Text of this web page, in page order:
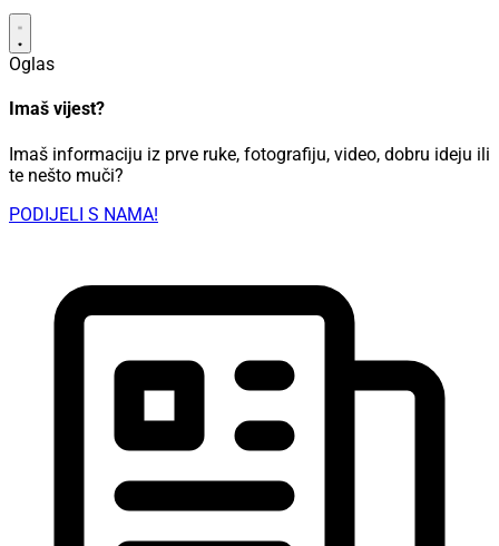
Oglas
Imaš vijest?
Imaš informaciju iz prve ruke, fotografiju, video, dobru ideju ili
te nešto muči?
PODIJELI S NAMA!